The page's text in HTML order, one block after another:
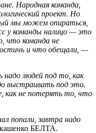
Народная команда,
проект. Но
мы можем опираться,
у команды налицо — это
что команда не
и что обещали, —
надо людей под то, как
выстраивать под это.
как не потерять то, что
попали, завтра надо
БЕЛТА.